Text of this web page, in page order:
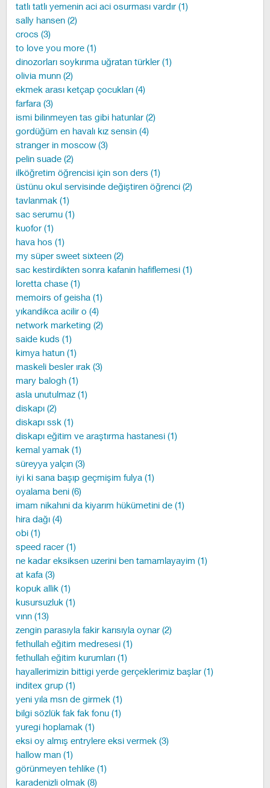
tatlı tatlı yemenin aci aci osurması vardır (1)
sally hansen (2)
crocs (3)
to love you more (1)
dinozorları soykırıma uğratan türkler (1)
olivia munn (2)
ekmek arası ketçap çocukları (4)
farfara (3)
ismi bilinmeyen tas gibi hatunlar (2)
gordüğüm en havalı kız sensin (4)
stranger in moscow (3)
pelin suade (2)
ilköğretim öğrencisi için son ders (1)
üstünu okul servisinde değiştiren öğrenci (2)
tavlanmak (1)
sac serumu (1)
kuofor (1)
hava hos (1)
my süper sweet sixteen (2)
sac kestirdikten sonra kafanin hafiflemesi (1)
loretta chase (1)
memoirs of geisha (1)
yıkandikca acilir o (4)
network marketing (2)
saide kuds (1)
kimya hatun (1)
maskeli besler ırak (3)
mary balogh (1)
asla unutulmaz (1)
diskapı (2)
diskapı ssk (1)
diskapı eğitim ve araştırma hastanesi (1)
kemal yamak (1)
süreyya yalçın (3)
iyi ki sana başıp geçmişim fulya (1)
oyalama beni (6)
imam nikahıni da kiyarım hükümetini de (1)
hira dağı (4)
obi (1)
speed racer (1)
ne kadar eksiksen uzerini ben tamamlayayim (1)
at kafa (3)
kopuk allik (1)
kusursuzluk (1)
vınn (13)
zengin parasıyla fakir karısıyla oynar (2)
fethullah eğitim medresesi (1)
fethullah eğitim kurumları (1)
hayallerimizin bittigi yerde gerçeklerimiz başlar (1)
inditex grup (1)
yeni yıla msn de girmek (1)
bilgi sözlük fak fak fonu (1)
yuregi hoplamak (1)
eksi oy almış entrylere eksi vermek (3)
hallow man (1)
görünmeyen tehlike (1)
karadenizli olmak (8)